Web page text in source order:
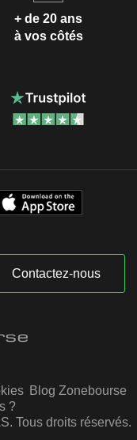
+ de 20 ans
à vos côtés
Contactez-nous
Blog Zonebourse
?
Tous droits réservés.